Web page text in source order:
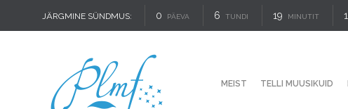
JÄRGMINE SÜNDMUS: 0 PÄEVA 6 TUNDI 19 MINUTIT 1
MEIST TELLI MUUSIKUID